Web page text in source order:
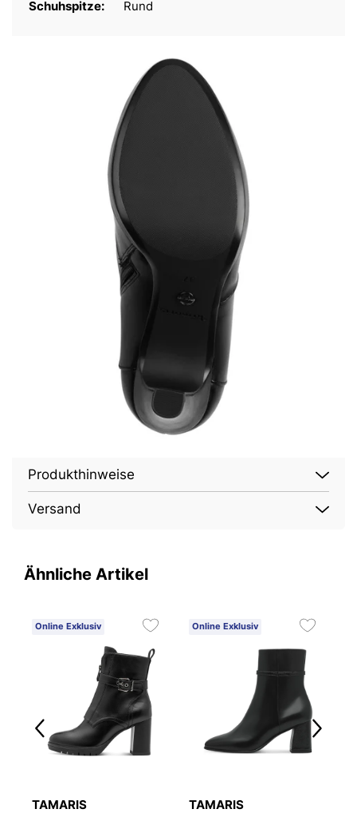
Schuhspitze: Rund
Produkthinweise
Versand
Ähnliche Artikel
Online Exklusiv
TAMARIS
Online Exklusiv
TAMARIS